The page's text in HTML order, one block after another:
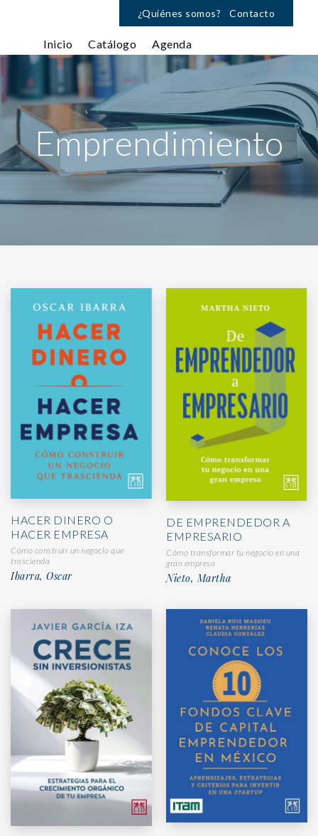
¿Quiénes somos? Contacto
Inicio Catálogo Agenda
Emprendimiento
HACER DINERO O
HACER EMPRESA
Cómo construir un negocio que
trascienda
Ibarra, Oscar
DE EMPRENDEDOR A
EMPRESARIO
Cómo transformar tu negocio en una
gran empresa
Nieto, Martha